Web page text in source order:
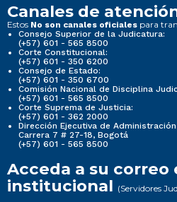
Canales de
Estos No son canales oficiales para
Consejo Superior de la Judicatura:
(+57) 601 - 565 8500
Corte Constitucional:
(+57) 601 - 350 6200
Consejo de Estado:
(+57) 601 - 350 6700
Comisión Nacional de Disciplina
(+57) 601 - 565 8500
Corte Suprema de Justicia:
(+57) 601 - 362 2000
Dirección Ejecutiva de
Carrera 7 # 27-18, Bogotá
(+57) 601 - 565 8500
Acceda a su
institucional (Servidores